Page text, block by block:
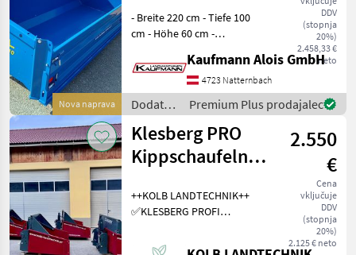
Nova naprava
DDV
(stopnja
20%)
2.458,33 €
neto
- Breite 220 cm - Tiefe 100
cm - Höhe 60 cm -
II - Schürfleiste aus HARDOX
- Abnehmbare Rückwand -
2-stufiger Teleskopzylinder
Kaufmann Alois GmbH
4723 Natternbach
Dodatna
oprema
za
traktorje
/ Göweil
Premium Plus prodajalec
Klesberg PRO
Kippschaufeln -
AKTION
2.550
€
Cena
vključuje
DDV
(stopnja
20%)
2.125 € neto
++KOLB LANDTECHNIK++
✅KLESBERG PROFI
Breiten lagernd und